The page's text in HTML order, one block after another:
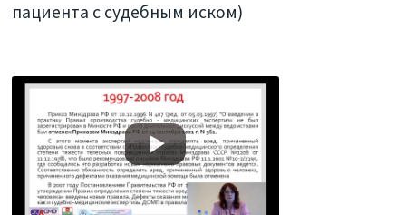
пациента с судебным иском)